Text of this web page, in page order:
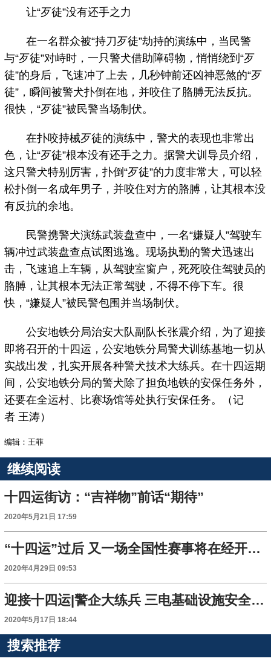
让“歹徒”没有还手之力
在一名群众被“持刀歹徒”劫持的演练中，当民警
与“歹徒”对峙时，一只警犬借助障碍物，悄悄绕到“歹
徒”的身后，飞速冲了上去，几秒钟前还凶神恶煞的“歹
徒”，瞬间被警犬扑倒在地，并咬住了胳膊无法反抗。
很快，“歹徒”被民警当场制伏。
在扑咬持械歹徒的演练中，警犬的表现也非常出
色，让“歹徒”根本没有还手之力。据警犬训导员介绍，
这只警犬特别厉害，扑倒“歹徒”的力度非常大，可以轻
松扑倒一名成年男子，并咬住对方的胳膊，让其根本没
有反抗的余地。
民警携警犬演练武装盘查中，一名“嫌疑人”驾驶车
辆冲过武装盘查点试图逃逸。现场执勤的警犬迅速出
击，飞速追上车辆，从驾驶室窗户，死死咬住驾驶员的
胳膊，让其根本无法正常驾驶，不得不停下车。很
快，“嫌疑人”被民警包围并当场制伏。
公安地铁分局治安大队副队长张震介绍，为了迎接
即将召开的十四运，公安地铁分局警犬训练基地一切从
实战出发，扎实开展各种警犬技术大练兵。在十四运期
间，公安地铁分局的警犬除了担负地铁的安保任务外，
还要在全运村、比赛场馆等处执行安保任务。（记
者 王涛）
编辑：王菲
继续阅读
十四运街访：“吉祥物”前话“期待”
2020年5月21日 17:59
“十四运”过后 又一场全国性赛事将在经开区举行
2020年4月29日 09:53
迎接十四运|警企大练兵 三电基础设施安全保护宣传活动点亮奥体中心
2020年5月17日 18:44
搜索推荐